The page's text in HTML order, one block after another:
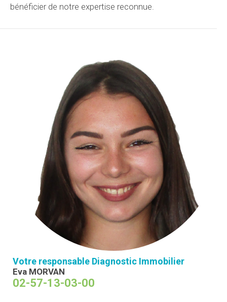
bénéficier de notre expertise reconnue.
Votre responsable Diagnostic Immobilier
Eva MORVAN
02-57-13-03-00